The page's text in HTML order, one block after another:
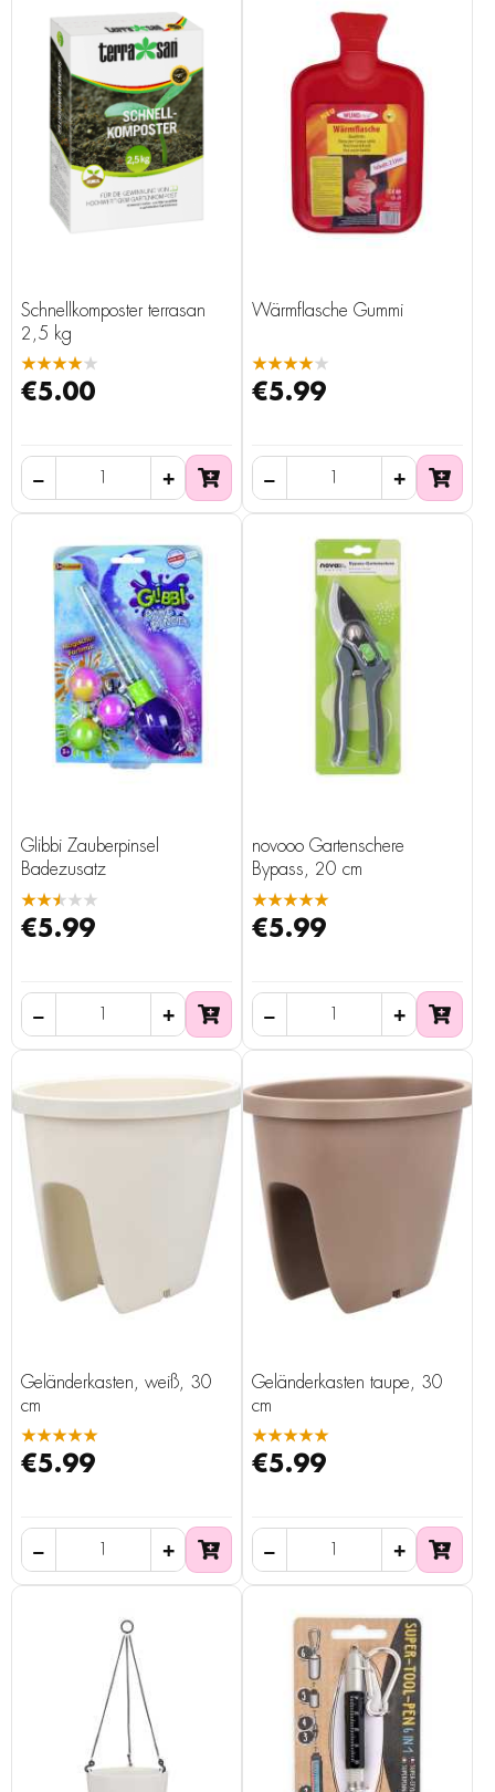
Schnellkomposter terrasan
2,5 kg
★★★★★
€5.00
Wärmflasche Gummi
★★★★★
€5.99
Glibbi Zauberpinsel
Badezusatz
★★★★★
€5.99
novooo Gartenschere
Bypass, 20 cm
★★★★★
€5.99
Geländerkasten, weiß, 30
cm
★★★★★
€5.99
Geländerkasten taupe, 30
cm
★★★★★
€5.99